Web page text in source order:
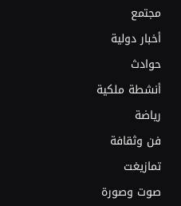
مجتمع
أخبار دولية
حوادث
أنشطة ملكية
رياضة
فن وثقافة
تمازيغت
صوت وصورة